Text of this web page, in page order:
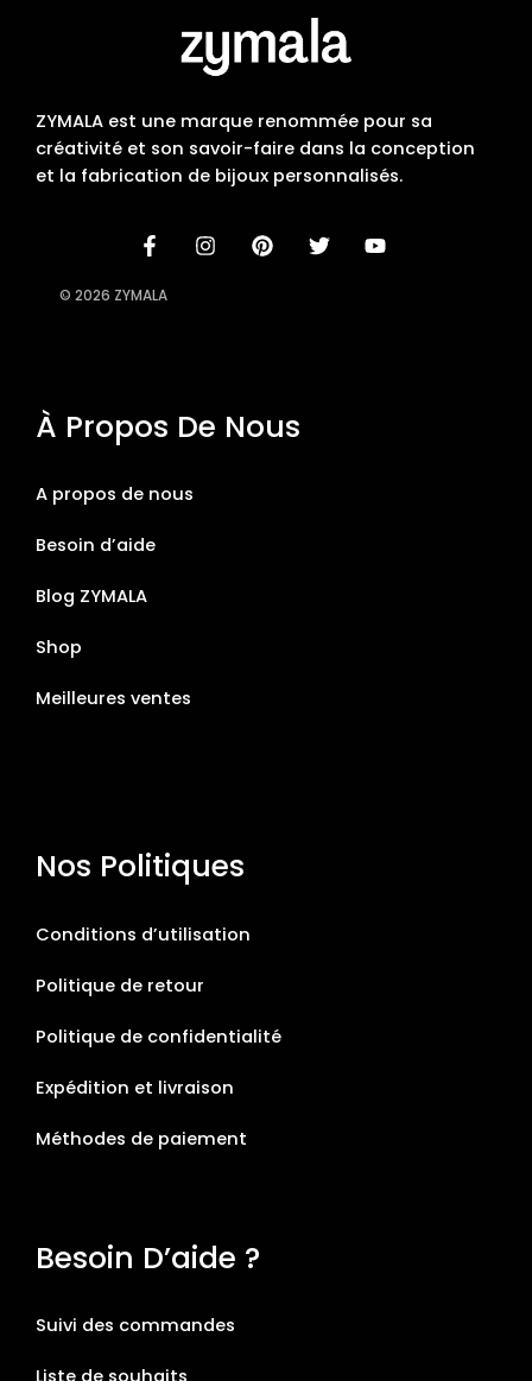
ZYMALA est une marque renommée pour sa
créativité et son savoir-faire dans la conception
et la fabrication de bijoux personnalisés.
© 2026 ZYMALA
À Propos De Nous
A propos de nous
Besoin d’aide
Blog ZYMALA
Shop
Meilleures ventes
Nos Politiques
Conditions d’utilisation
Politique de retour
Politique de confidentialité
Expédition et livraison
Méthodes de paiement
Besoin D’aide ?
Suivi des commandes